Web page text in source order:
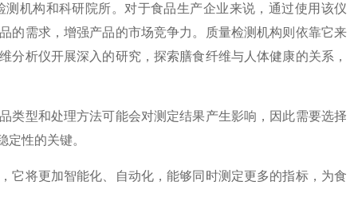
构和科研院所。对于食品生产企业来说，通过使用该仪
的需求，增强产品的市场竞争力。质量检测机构则依靠它来
析仪开展深入的研究，探索膳食纤维与人体健康的关系，
型和处理方法可能会对测定结果产生影响，因此需要选择
性的关键。
将更加智能化、自动化，能够同时测定更多的指标，为食